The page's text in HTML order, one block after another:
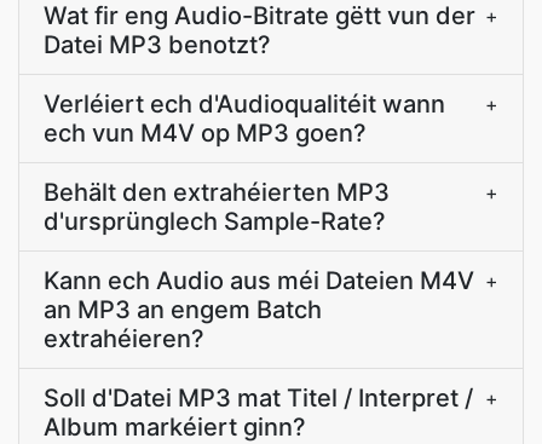
Wat fir eng Audio-Bitrate gëtt vun der
Datei MP3 benotzt?
+
Verléiert ech d'Audioqualitéit wann
ech vun M4V op MP3 goen?
+
Behält den extrahéierten MP3
d'ursprünglech Sample-Rate?
+
Kann ech Audio aus méi Dateien M4V
an MP3 an engem Batch
extrahéieren?
+
Soll d'Datei MP3 mat Titel / Interpret /
Album markéiert ginn?
+